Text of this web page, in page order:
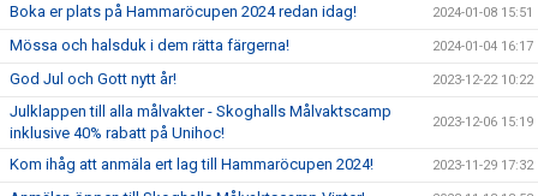
Boka er plats på Hammaröcupen 2024 redan idag! 2024-01-08 15:51
Mössa och halsduk i dem rätta färgerna! 2024-01-04 16:17
God Jul och Gott nytt år! 2023-12-22 10:22
Julklappen till alla målvakter - Skoghalls Målvaktscamp
inklusive 40% rabatt på Unihoc!
2023-12-06 15:19
Kom ihåg att anmäla ert lag till Hammaröcupen 2024! 2023-11-29 17:32